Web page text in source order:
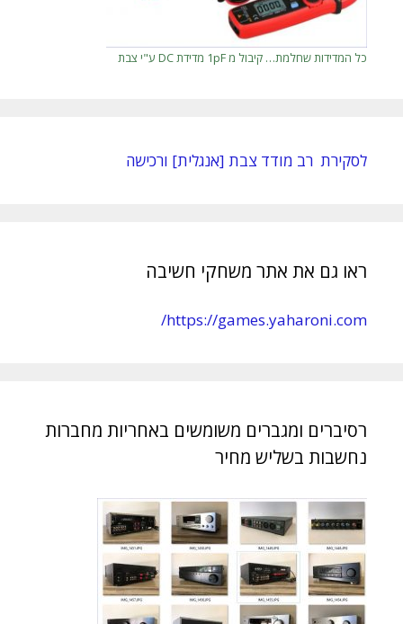
כל המדידות שחלמת… קיבול מ 1pF מדידת DC ע"י צבת
לסקירת רב מודד צבת [אנגלית] ורכישה
ראו גם את אתר משחקי חשיבה
https://games.yaharoni.com/
רסיברים ומגברים משומשים באחריות מחברות
נחשבות בשליש מחיר